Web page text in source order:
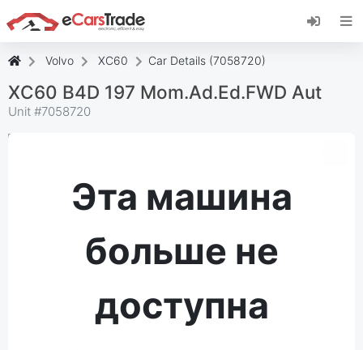
Установите веб-приложение eCarsTrade,
добавьте его на главный экран и получайте
Volvo XC60 Car Details (7058720)
XC60 B4D 197 Mom.Ad.Ed.FWD Aut
Unit #7058720
Эта машина
больше не
доступна